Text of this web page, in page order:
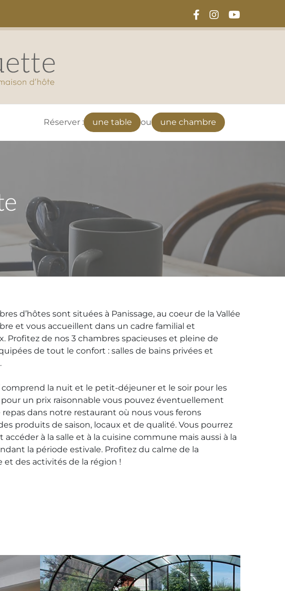
Réserver : une table ou une chambre
d’hôtes sont situées à Panissage, au coeur de la Vallée
et vous accueillent dans un cadre familial et
Profitez de nos 3 chambres spacieuses et pleine de
de tout le confort : salles de bains privées et
la nuit et le petit-déjeuner et le soir pour les
un prix raisonnable vous pouvez éventuellement
dans notre restaurant où nous vous ferons
produits de saison, locaux et de qualité. Vous pourrez
accéder à la salle et à la cuisine commune mais aussi à la
la période estivale. Profitez du calme de la
et des activités de la région !